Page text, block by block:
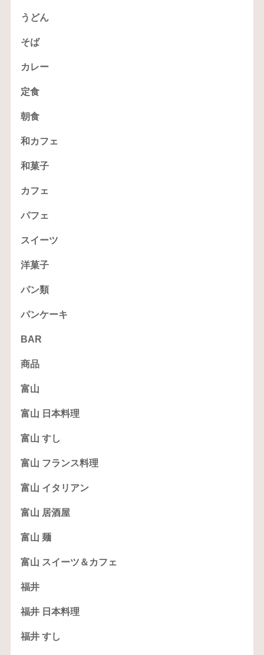
うどん
そば
カレー
定食
朝食
和カフェ
和菓子
カフェ
パフェ
スイーツ
洋菓子
パン類
パンケーキ
BAR
商品
富山
富山 日本料理
富山 すし
富山 フランス料理
富山 イタリアン
富山 居酒屋
富山 麺
富山 スイーツ＆カフェ
福井
福井 日本料理
福井 すし